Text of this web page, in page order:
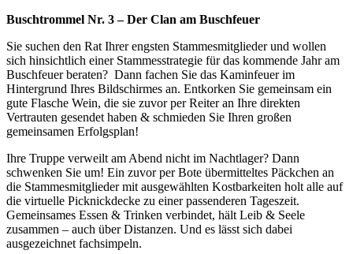
Buschtrommel Nr. 3 – Der Clan am Buschfeuer
Sie suchen den Rat Ihrer engsten Stammesmitglieder und wollen
sich hinsichtlich einer Stammesstrategie für das kommende Jahr am
Buschfeuer beraten? Dann fachen Sie das Kaminfeuer im
Hintergrund Ihres Bildschirmes an. Entkorken Sie gemeinsam ein
gute Flasche Wein, die sie zuvor per Reiter an Ihre direkten
Vertrauten gesendet haben & schmieden Sie Ihren großen
gemeinsamen Erfolgsplan!
Ihre Truppe verweilt am Abend nicht im Nachtlager? Dann
schwenken Sie um! Ein zuvor per Bote übermitteltes Päckchen an
die Stammesmitglieder mit ausgewählten Kostbarkeiten holt alle auf
die virtuelle Picknickdecke zu einer passenderen Tageszeit.
Gemeinsames Essen & Trinken verbindet, hält Leib & Seele
zusammen – auch über Distanzen. Und es lässt sich dabei
ausgezeichnet fachsimpeln.